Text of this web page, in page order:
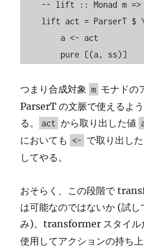
        a <- act
        pure [(a, ss)]
つまり合成対象 m モナドの
ParserT の文脈で使えるよ
る。
act から取り出した値
においても
<- で取り出し
してやる。
おそらく、この段階で
は可能なのではないか (試
み)。transformer スタイル
使用してアクションの持ち上